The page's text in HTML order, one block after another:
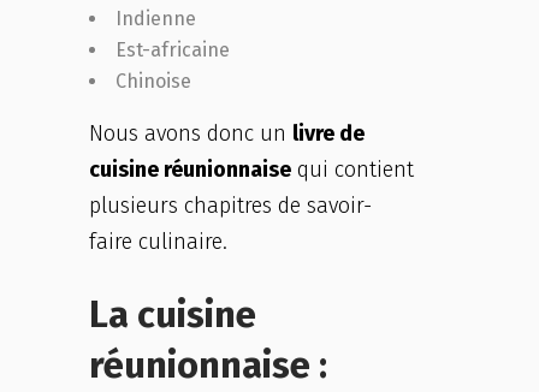
Indienne
Est-africaine
Chinoise
Nous avons donc un livre de
cuisine réunionnaise qui contient
plusieurs chapitres de savoir-
faire culinaire.
La cuisine
réunionnaise :